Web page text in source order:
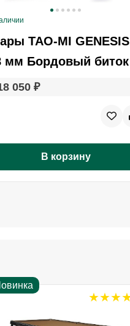
TAO-MI GENESIS
мм Бордовый биток
050 ₽
В корзину